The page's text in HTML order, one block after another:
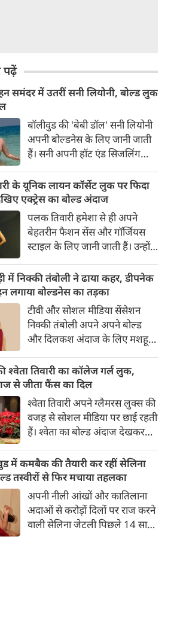
समंदर में उतरीं सनी लियोनी, बोल्ड लुक
बॉलीवुड की 'बेबी डॉल' सनी लियोनी
अपनी बोल्डनेस के लिए जानी जाती
हैं। सनी अपनी हॉट एंड सिजलिंग
रहती हैं। फैंस सनी लियोनी की तस्वीरों
का बेसब्री से इंतजार करते हैं। इस बार
सनी लियोनी ने मालदीव वेकेशन से
अपनी कुछ बोल्ड तस्वीरें शेयर की है।
के यूनिक लायन कॉर्सेट लुक पर फिदा
एक्ट्रेस का बोल्ड अंदाज
पलक तिवारी हमेशा से ही अपने
बेहतरीन फैशन सेंस और गॉर्जियस
स्टाइल के लिए जानी जाती हैं। उन्होंने
फिर फैंस का दिल जीत लिया है।
पलक ने एक बेहद यूनीक और
स्टाइलिश गोल्डन कॉर्सेट टॉप में
अपनी कुछ तस्वीरें शेयर की है।
में निक्की तंबोली ने ढाया कहर, डीपनेक
लगाया बोल्डनेस का तड़का
टीवी और सोशल मीडिया सेंसेशन
निक्की तंबोली अपने अपने बोल्ड
और दिलकश अंदाज के लिए मशहूर
इंटरनेट पर तहलका मचाती रहती हैं।
इस बार निक्की ने मरून कलर की
साड़ी में अपनी कुछ सुपर सिजलिंग
तस्वीरें शेयर की है। खूबसूरत शिमरी
साड़ी में निक्की की अदाएं देखने
लायक है।
श्वेता तिवारी का कॉलेज गर्ल लुक,
से जीता फैंस का दिल
श्वेता तिवारी अपने ग्लैमरस लुक्स की
वजह से सोशल मीडिया पर छाई रहती
हैं। श्वेता का बोल्ड अंदाज देखकर
बच्चों की मां हैं। 45 साल की श्वेता
तिवारी की तस्वीरों पर फैंस जमकर
प्यार लुटाते हैं। इस बार श्वेता तिवारी
ने वेकेशन से अपनी कुछ तस्वीरें शेयर
की है।
में कमबैक की तैयारी कर रहीं सेलिना
तस्वीरों से फिर मचाया तहलका
अपनी नीली आंखों और कातिलाना
अदाओं से करोड़ों दिलों पर राज करने
वाली सेलिना जेटली पिछले 14 साल